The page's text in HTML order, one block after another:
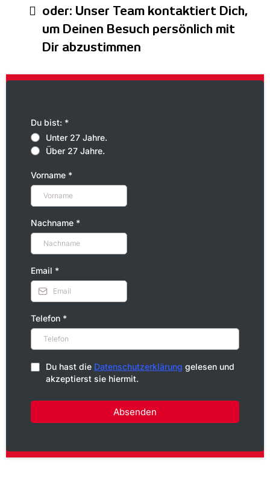
oder: Unser Team kontaktiert Dich,
um Deinen Besuch persönlich mit
Dir abzustimmen
Du bist: *
Unter 27 Jahre.
Über 27 Jahre.
Vorname *
Nachname *
Email *
Telefon *
Du hast die Datenschutzerklärung gelesen und
akzeptierst sie hiermit.
Absenden